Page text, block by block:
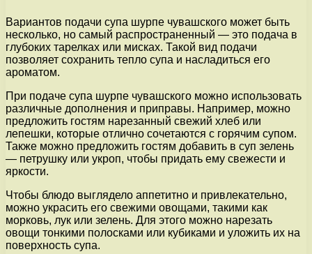
Вариантов подачи супа шурпе чувашского может быть
несколько, но самый распространенный — это подача в
глубоких тарелках или мисках. Такой вид подачи
позволяет сохранить тепло супа и насладиться его
ароматом.
При подаче супа шурпе чувашского можно использовать
различные дополнения и приправы. Например, можно
предложить гостям нарезанный свежий хлеб или
лепешки, которые отлично сочетаются с горячим супом.
Также можно предложить гостям добавить в суп зелень
— петрушку или укроп, чтобы придать ему свежести и
яркости.
Чтобы блюдо выглядело аппетитно и привлекательно,
можно украсить его свежими овощами, такими как
морковь, лук или зелень. Для этого можно нарезать
овощи тонкими полосками или кубиками и уложить их на
поверхность супа.